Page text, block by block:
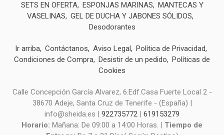
SETS EN OFERTA ESPONJAS MARINAS
MANTECAS Y
VASELINAS
GEL DE DUCHA Y JABONES SÓLIDOS
Desodorantes
Ir arriba Contáctanos Aviso Legal
Política de Privacidad
Condiciones de Compra Desistir de un pedido
Políticas de
Cookies
Calle Concepción García Alvarez, 6.Edf.Casa Fuerte Local 2 -
38670 Adeje, Santa Cruz de Tenerife - (España) |
info@sheida.es | 922735772 | 619153279
Horario: Mañana: De 09:00 a 14:00 Horas. | Tiempo de